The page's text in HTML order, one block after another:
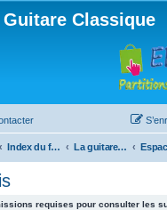
Guitare Classique
Index du forum La guitare : instrument, cours et théorie
requises pour consulter les